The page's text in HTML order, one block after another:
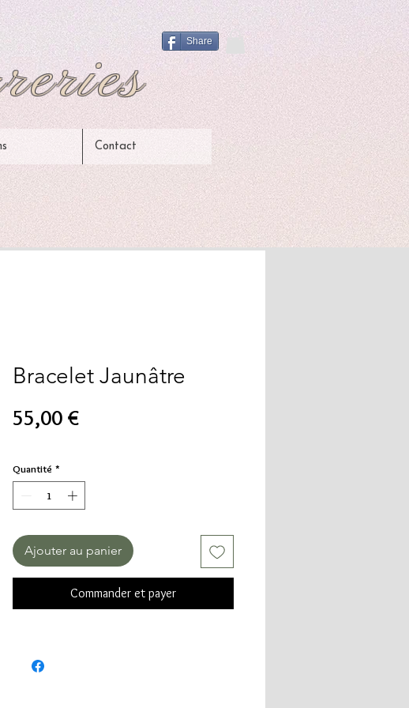
Share
Contact
Bracelet Jaunâtre
55,00 €Prix
Quantité *
Ajouter au panier
Commander et payer